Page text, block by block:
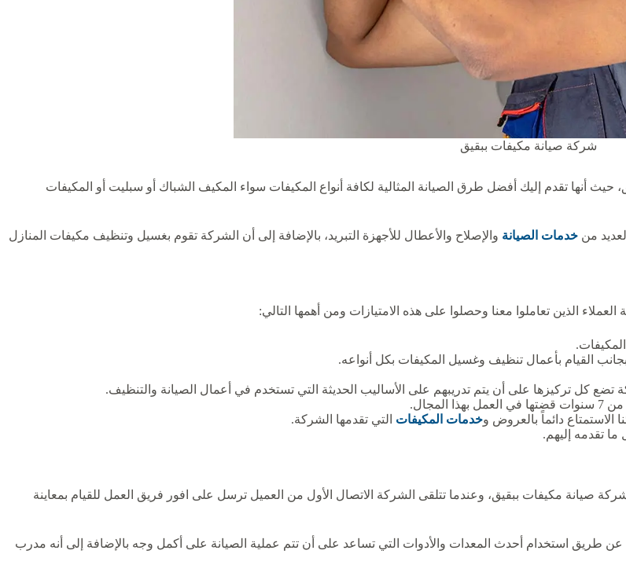
شركة صيانة مكيفات ببقيق
أنها تقدم إليك أفضل طرق الصيانة المثالية لكافة أنواع المكيفات سواء المكيف الشباك أو سبليت أو المكيفات
من خدمات الصيانة والإصلاح والأعطال للأجهزة التبريد، بالإضافة إلى أن الشركة تقوم بغسيل وتنظيف مكيفات المنازل
الذين تعاملوا معنا وحصلوا على هذه الامتيازات ومن أهمها التالي:
القيام بأعمال تنظيف وغسيل المكيفات بكل أنواعه.
تضع كل تركيزها على أن يتم تدريبهم على الأساليب الحديثة التي تستخدم في أعمال الصيانة والتنظيف.
الاستمتاع دائماً بالعروض وخدمات المكيفات التي تقدمها الشركة.
تقدمه إليهم.
صيانة مكيفات ببقيق، وعندما تتلقى الشركة الاتصال الأول من العميل ترسل على افور فريق العمل للقيام بمعاينة
طريق استخدام أحدث المعدات والأدوات التي تساعد على أن تتم عملية الصيانة على أكمل وجه بالإضافة إلى أنه مدرب